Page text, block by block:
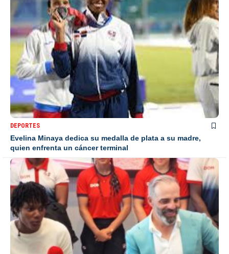
DEPORTES
Evelina Minaya dedica su medalla de plata a su madre,
quien enfrenta un cáncer terminal